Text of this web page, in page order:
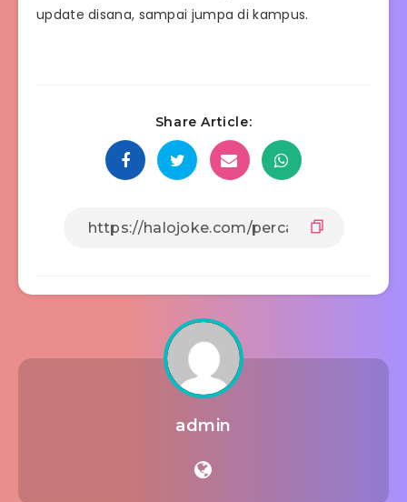
update disana, sampai jumpa di kampus.
Share Article:
admin